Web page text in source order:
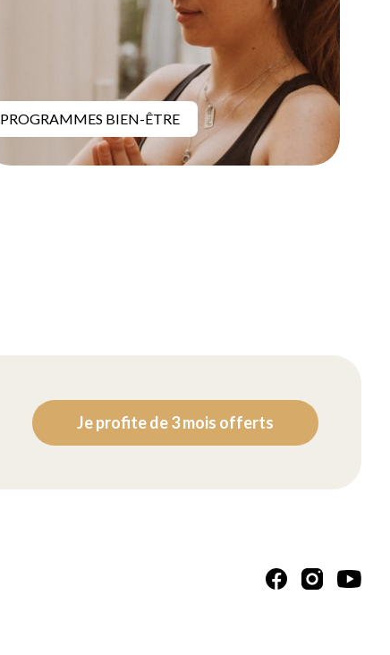
PROGRAMMES BIEN-ÊTRE
Je profite de 3 mois offerts